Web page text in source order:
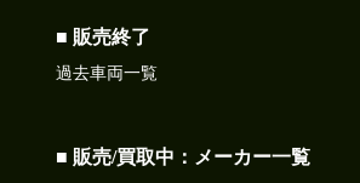
2026-07-10
本日は納豆の日!ねばねば食べて暑さを乗
今日も元気に頑張りましょう!
【商品番号:14282】ローダーダンプ H27
積載3.75t ワイドボディ コボレーン付
■ 販売終了
過去車両一覧
■ 販売/買取中：メーカー一覧